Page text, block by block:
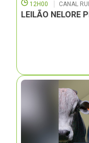
12H00 CANAL
LEILÃO NELORE